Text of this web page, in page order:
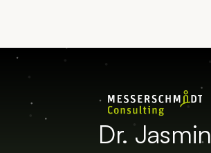
Dr. Jasmin